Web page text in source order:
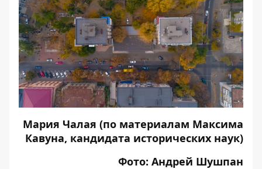
Мария Чалая (по материалам Максима
Кавуна, кандидата исторических наук)
Фото: Андрей Шушпан